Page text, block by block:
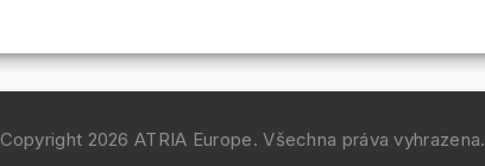
Copyright 2026ATRIA Europe. Všechna práva vyhrazena.